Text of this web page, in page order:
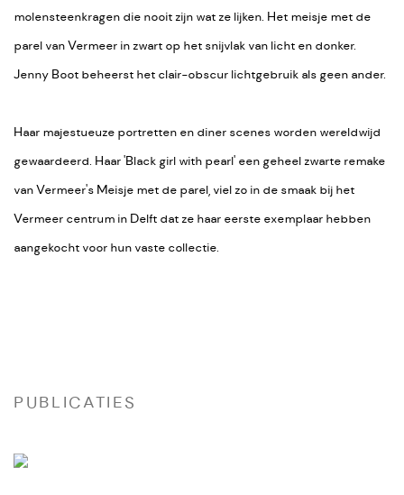
molensteenkragen die nooit zijn wat ze lijken. Het meisje met de
parel van Vermeer in zwart op het snijvlak van licht en donker.
Jenny Boot beheerst het clair-obscur lichtgebruik als geen ander.
Haar majestueuze portretten en diner scenes worden wereldwijd
gewaardeerd. Haar 'Black girl with pearl' een geheel zwarte remake
van Vermeer's Meisje met de parel, viel zo in de smaak bij het
Vermeer centrum in Delft dat ze haar eerste exemplaar hebben
aangekocht voor hun vaste collectie.
PUBLICATIES